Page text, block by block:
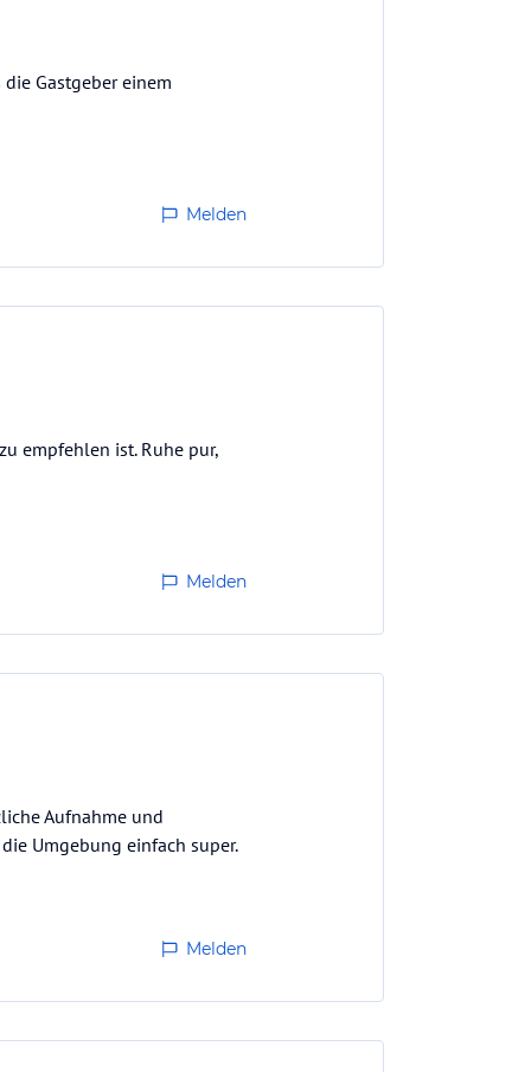
Gastgeber einem
Melden
empfehlen ist. Ruhe pur,
Melden
Aufnahme und
Umgebung einfach super.
Melden